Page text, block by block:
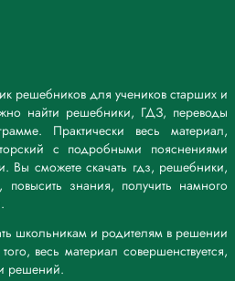
решебников для учеников старших и
найти решебники, ГДЗ, переводы
Практически весь материал,
с подробными пояснениями
Вы сможете скачать гдз, решебники,
знания, получить намного
школьникам и родителям в решении
весь материал совершенствуется,
решений.